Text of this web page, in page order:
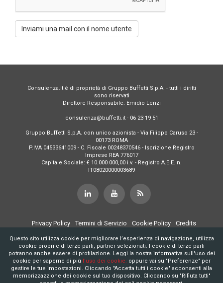
Consulenza.it è di proprietà di Gruppo Buffetti S.p.A. - tutti i diritti
sono riservati
Direttore Responsabile: Emidio Lenzi
consulenza@buffetti.it - 06 23 19 51
Gruppo Buffetti S.p.A. con unico azionista - Via Filippo Caruso 23 -
00173 ROMA
P.IVA 04533641009 - C. Fiscale 00248370546 - Iscrizione Registro
Imprese REA 776017
Capitale Sociale: € 10.000.000,00 i.v. - Registro A.E.E. n.
IT08020000003689
Privacy Policy Termini di Servizio Cookie Policy Credits
Questo sito utilizza cookie per migliorare l’esperienza di navigazione, utilizza
cookie propri e di terze parti, partner selezionati. I cookie di terze parti
potranno anche essere di profilazione. Leggi la nostra informativa sull'uso dei
cookie per saperne di più l'uso dei cookie. oppure vai su "Preferenze" per
gestire le tue impostazioni. Cliccando "Accetta tutti i cookie" acconsenti alla
memorizzazzione dei cookie sul tuo dispositivo. Cliccando su "Rifiuta tutti"